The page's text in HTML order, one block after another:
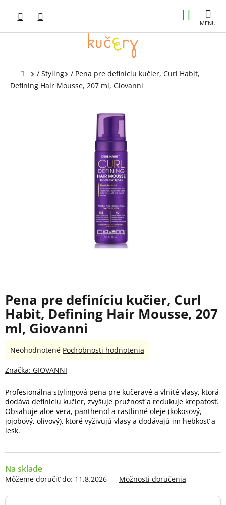
obsah
KOŠÍK
Domov
/ Styling / Pena pre definíciu kučier, Curl Habit,
Defining Hair Mousse, 207 ml, Giovanni
Pena pre definíciu kučier, Curl
Habit, Defining Hair Mousse, 207
ml, Giovanni
Na sklade
Môžeme doručiť do: 11.8.2026 Možnosti doručenia
Profesionálna stylingová pena pre kučeravé a vlnité vlasy, ktorá
dodáva definíciu kučier, zvyšuje pružnosť a redukuje krepatosť.
Obsahuje aloe vera, panthenol a rastlinné oleje (kokosový,
jojobový, olivový), ktoré vyživujú vlasy a dodávajú im hebkosť a
lesk.
Priemerné
produktu
0,0
z
5
hviezdičiek.
Neohodnotené Podrobnosti hodnotenia
Značka: GIOVANNI